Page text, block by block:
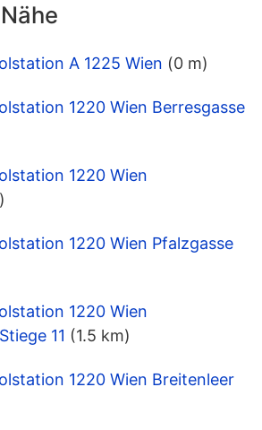
A 1225 Wien (0 m)
1220 Wien Berresgasse
1220 Wien
1220 Wien Pfalzgasse
1220 Wien
11 (1.5 km)
1220 Wien Breitenleer